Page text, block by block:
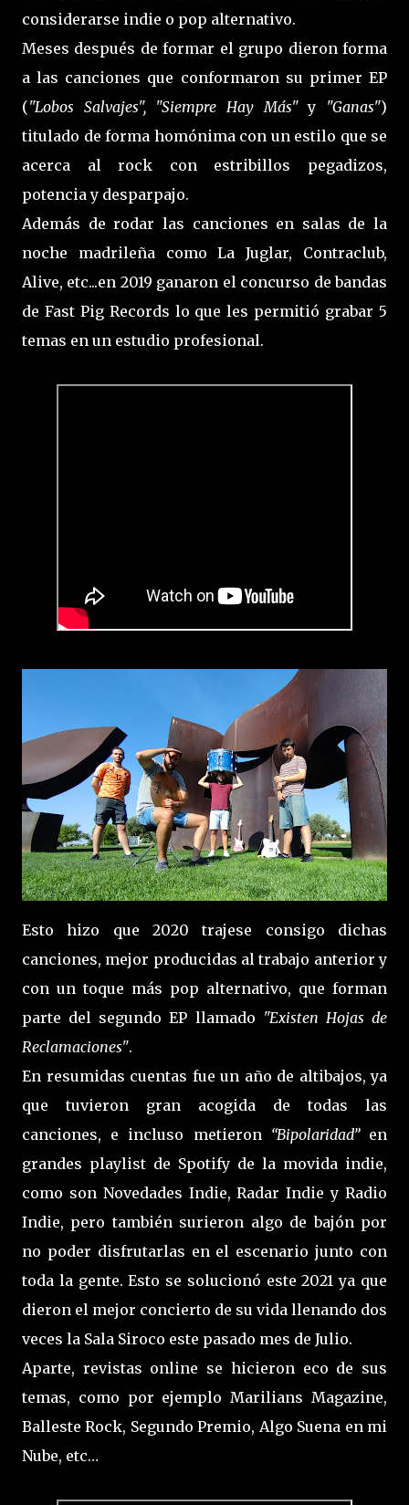
considerarse indie o pop alternativo.
Meses después de formar el grupo dieron forma
a las canciones que conformaron su primer EP
("Lobos Salvajes", "Siempre Hay Más"y "Ganas")
titulado de forma homónima con un estilo que se
acerca al rock con estribillos pegadizos,
potencia y desparpajo.
Además de rodar las canciones en salas de la
noche madrileña como La Juglar, Contraclub,
Alive, etc...en 2019 ganaron el concurso de bandas
de Fast Pig Records lo que les permitió grabar 5
temas en un estudio profesional.
Esto hizo que 2020 trajese consigo dichas
canciones, mejor producidas al trabajo anterior y
con un toque más pop alternativo, que forman
parte del segundo EP llamado "Existen Hojas de
Reclamaciones".
En resumidas cuentas fue un año de altibajos, ya
que tuvieron gran acogida de todas las
canciones, e incluso metieron “Bipolaridad”en
grandes playlist de Spotify de la movida indie,
como son Novedades Indie, Radar Indie y Radio
Indie, pero también surieron algo de bajón por
no poder disfrutarlas en el escenario junto con
toda la gente. Esto se solucionó este 2021 ya que
dieron el mejor concierto de su vida llenando dos
veces la Sala Siroco este pasado mes de Julio.
Aparte, revistas online se hicieron eco de sus
temas, como por ejemplo Marilians Magazine,
Balleste Rock, Segundo Premio, Algo Suena en mi
Nube, etc…